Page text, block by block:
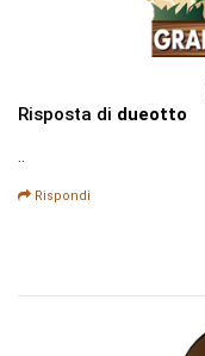
Risposta di dueotto
..
Rispondi